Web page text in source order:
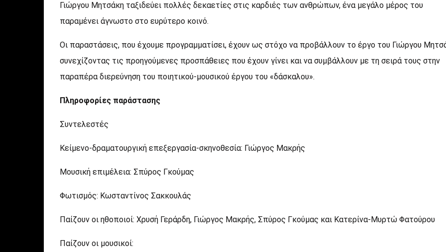
Γιώργου Μητσάκη ταξιδεύει πολλές δεκαετίες στις καρδιές των ανθρώπων, ένα μεγάλο μέρος του
παραμένει άγνωστο στο ευρύτερο κοινό.
Οι παραστάσεις, που έχουμε προγραμματίσει, έχουν ως στόχο να προβάλλουν το έργο του Γιώργου
συνεχίζοντας τις προηγούμενες προσπάθειες που έχουν γίνει και να συμβάλλουν με τη σειρά τους στην
παραπέρα διερεύνηση του ποιητικού-μουσικού έργου του «δάσκαλου».
Πληροφορίες παράστασης
Συντελεστές
Κείμενο-δραματουργική επεξεργασία-σκηνοθεσία: Γιώργος Μακρής
Μουσική επιμέλεια: Σπύρος Γκούμας
Φωτισμός: Κωσταντίνος Σακκουλάς
Παίζουν οι ηθοποιοί: Χρυσή Γεράρδη, Γιώργος Μακρής, Σπύρος Γκούμας και Κατερίνα-Μυρτώ Φατούρου
Παίζουν οι μουσικοί: